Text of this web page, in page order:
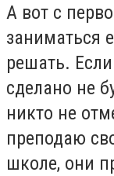
А вот с
заниматься
решать.
сделано не
никто не
преподаю
школе, они